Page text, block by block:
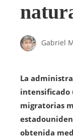
Gabriel
La
intensificado
migratorias
obtenida